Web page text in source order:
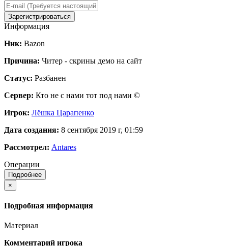
Зарегистрироваться
Информация
Ник: Bazon
Причина: Читер - скрины демо на сайт
Статус: Разбанен
Сервер: Кто не с нами тот под нами ©
Игрок: Лёшка Царапенко
Дата создания: 8 сентября 2019 г, 01:59
Рассмотрел: Antares
Операции
Подробнее
×
Подробная информация
Материал
Комментарий игрока